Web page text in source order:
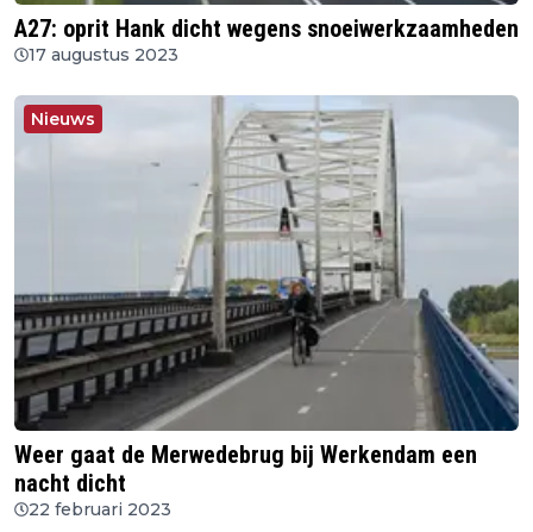
A27: oprit Hank dicht wegens snoeiwerkzaamheden
17 augustus 2023
Nieuws
Weer gaat de Merwedebrug bij Werkendam een
nacht dicht
22 februari 2023